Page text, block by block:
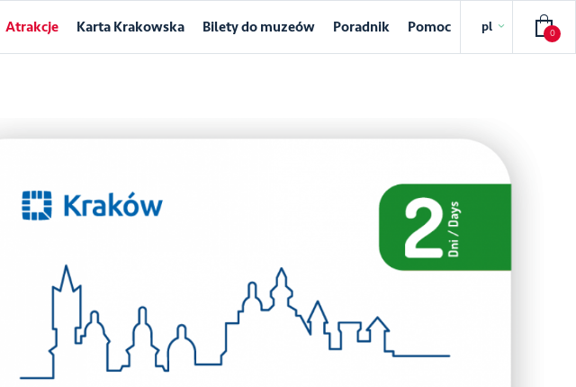
pl
Atrakcje Karta Krakowska Bilety do muzeów Poradnik Pomoc 0